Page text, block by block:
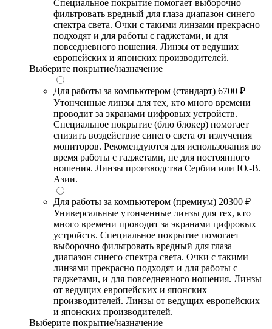
Специальное покрытие помогает выборочно
фильтровать вредный для глаза диапазон синего
спектра света. Очки с такими линзами прекрасно
подходят и для работы с гаджетами, и для
повседневного ношения. Линзы от ведущих
европейских и японских производителей.
Выберите покрытие/назначение
Для работы за компьютером (стандарт) 6700 ₽
Утонченные линзы для тех, кто много времени
проводит за экранами цифровых устройств.
Специальное покрытие (блю блокер) помогает
снизить воздействие синего света от излучения
мониторов. Рекомендуются для использования во
время работы с гаджетами, не для постоянного
ношения. Линзы производства Сербии или Ю.-В.
Азии.
Для работы за компьютером (премиум) 20300 ₽
Универсальные утонченные линзы для тех, кто
много времени проводит за экранами цифровых
устройств. Специальное покрытие помогает
выборочно фильтровать вредный для глаза
диапазон синего спектра света. Очки с такими
линзами прекрасно подходят и для работы с
гаджетами, и для повседневного ношения. Линзы
от ведущих европейских и японских
производителей. Линзы от ведущих европейских
и японских производителей.
Выберите покрытие/назначение